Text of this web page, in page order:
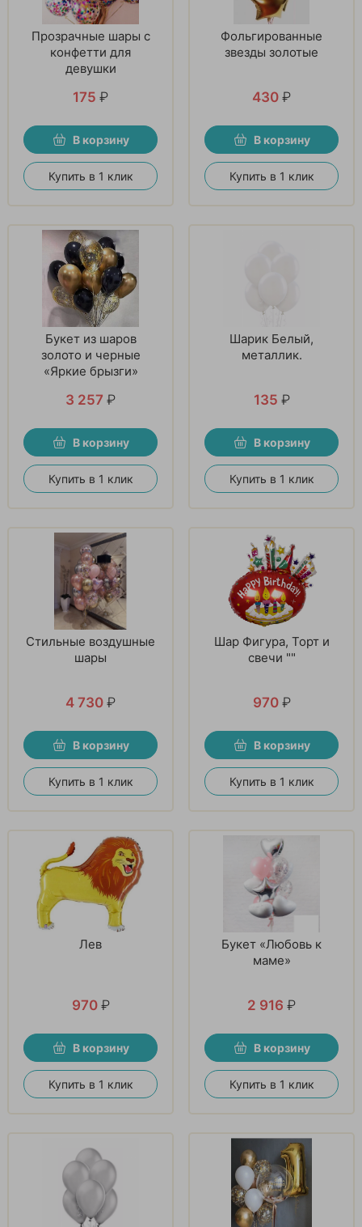
Прозрачные шары с
конфетти для
девушки
175 ₽
В корзину
Купить в 1 клик
Фольгированные
звезды золотые
430 ₽
В корзину
Купить в 1 клик
Букет из шаров
золото и черные
«Яркие брызги»
3 257 ₽
В корзину
Купить в 1 клик
Шарик Белый,
металлик.
135 ₽
В корзину
Купить в 1 клик
Стильные воздушные
шары
4 730 ₽
В корзину
Купить в 1 клик
Шар Фигура, Торт и
свечи ""
970 ₽
В корзину
Купить в 1 клик
Лев
970 ₽
В корзину
Купить в 1 клик
Букет «Любовь к
маме»
2 916 ₽
В корзину
Купить в 1 клик